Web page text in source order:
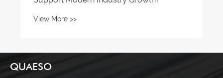
QUAESO